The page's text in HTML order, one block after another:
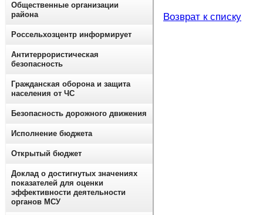
Возврат к списку
Общественные организации
района
Россельхозцентр информирует
Антитеррористическая
безопасность
Гражданская оборона и защита
населения от ЧС
Безопасность дорожного движения
Исполнение бюджета
Открытый бюджет
Доклад о достигнутых значениях
показателей для оценки
эффективности деятельности
органов МСУ